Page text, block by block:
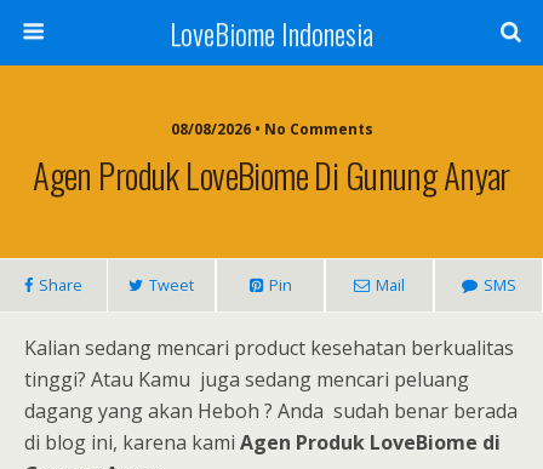
LoveBiome Indonesia
08/08/2026 • No Comments
Agen Produk LoveBiome Di Gunung Anyar
Share Tweet Pin Mail SMS
Kalian sedang mencari product kesehatan berkualitas
tinggi? Atau Kamu juga sedang mencari peluang
dagang yang akan Heboh ? Anda sudah benar berada
di blog ini, karena kami Agen Produk LoveBiome di